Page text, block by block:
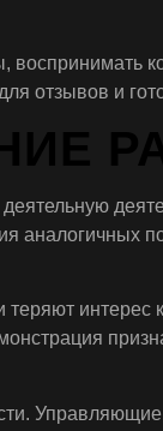
отзывов и
аналогичных
интерес к